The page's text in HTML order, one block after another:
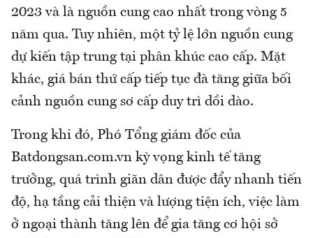
2023 và là nguồn cung cao nhất trong vòng 5
năm qua. Tuy nhiên, một tỷ lệ lớn nguồn cung
dự kiến tập trung tại phân khúc cao cấp. Mặt
khác, giá bán thứ cấp tiếp tục đà tăng giữa bối
cảnh nguồn cung sơ cấp duy trì dồi dào.
Trong khi đó, Phó Tổng giám đốc của
Batdongsan.com.vn kỳ vọng kinh tế tăng
trưởng, quá trình giãn dân được đẩy nhanh tiến
độ, hạ tầng cải thiện và lượng tiện ích, việc làm
ở ngoại thành tăng lên để gia tăng cơ hội sở